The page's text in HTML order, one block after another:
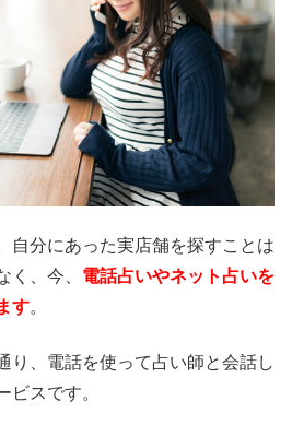
自分にあった実店舗を探すことは
く、今、 電話占いやネット占いを
す。
り、電話を使って占い師と会話し
ビスです。